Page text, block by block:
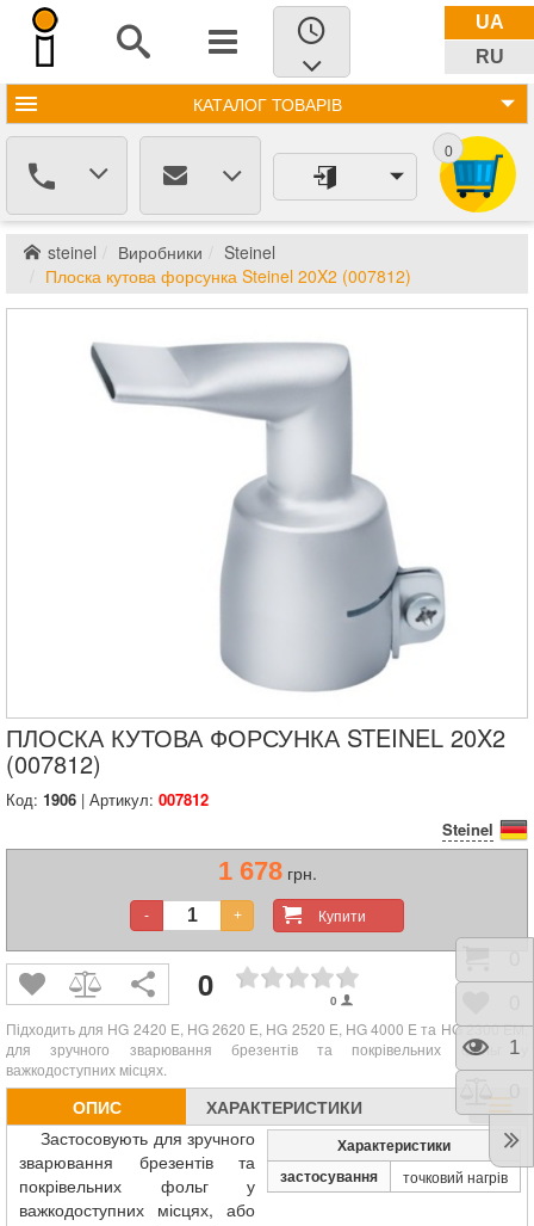
UA
RU
КАТАЛОГ ТОВАРІВ
0
steinel Виробники
Steinel
Плоска кутова форсунка Steinel 20X2 (007812)
ПЛОСКА КУТОВА ФОРСУНКА STEINEL 20X2
(007812)
Код: 1906 | Артикул: 007812
Steinel
1 678грн.
Купити
- +
0 0
Підходить для HG 2420 E, HG 2620 E, HG 2520 E, HG 4000 E та HG 2300 EM,
для зручного зварювання брезентів та покрівельних фольг у
важкодоступних місцях.
ОПИС ХАРАКТЕРИСТИКИ
Характеристики
застосування
точковий нагрів
Застосовують для зручного
зварювання брезентів та
покрівельних фольг у
важкодоступних місцях, або
1
0